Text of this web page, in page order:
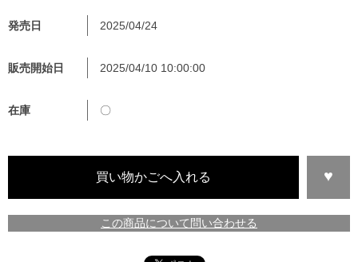
発売日 2025/04/24
販売開始日 2025/04/10 10:00:00
在庫 〇
この商品について問い合わせる